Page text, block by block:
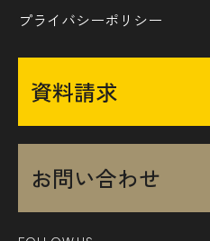
プライバシーポリシー
資料請求
お問い合わせ